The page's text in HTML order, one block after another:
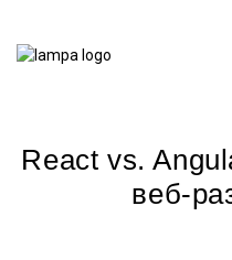
React vs.
веб-